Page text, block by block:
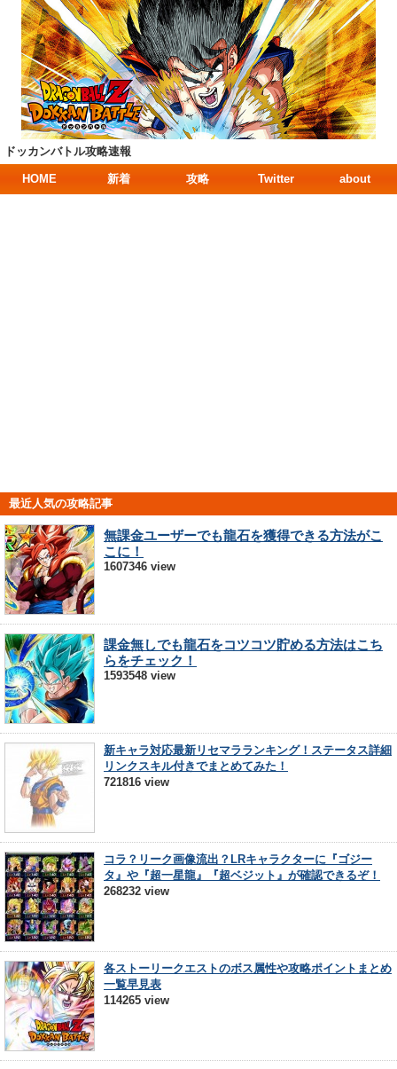
ドッカンバトル攻略速報
HOME 新着 攻略 Twitter about
最近人気の攻略記事
無課金ユーザーでも龍石を獲得できる方法がこ
こに！
1607346 view
課金無しでも龍石をコツコツ貯める方法はこち
らをチェック！
1593548 view
新キャラ対応最新リセマラランキング！ステータス詳細
リンクスキル付きでまとめてみた！
721816 view
コラ？リーク画像流出？LRキャラクターに『ゴジー
タ』や『超一星龍』『超ベジット』が確認できるぞ！
268232 view
各ストーリークエストのボス属性や攻略ポイントまとめ
一覧早見表
114265 view